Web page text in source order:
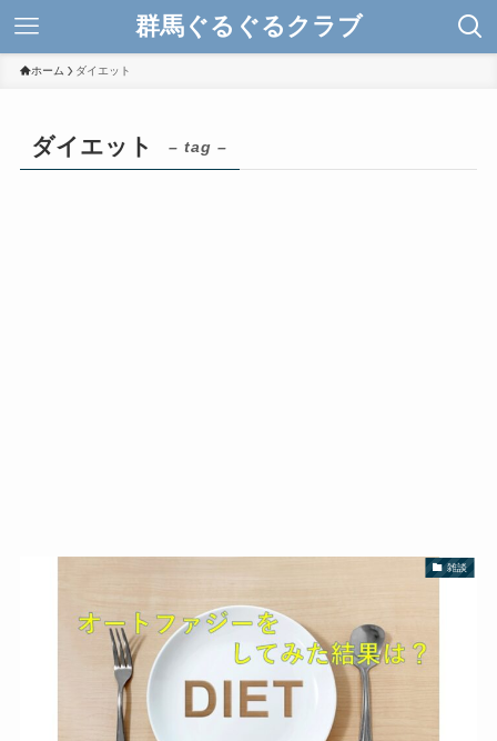
群馬ぐるぐるクラブ
ホーム ダイエット
ダイエット – tag –
雑談